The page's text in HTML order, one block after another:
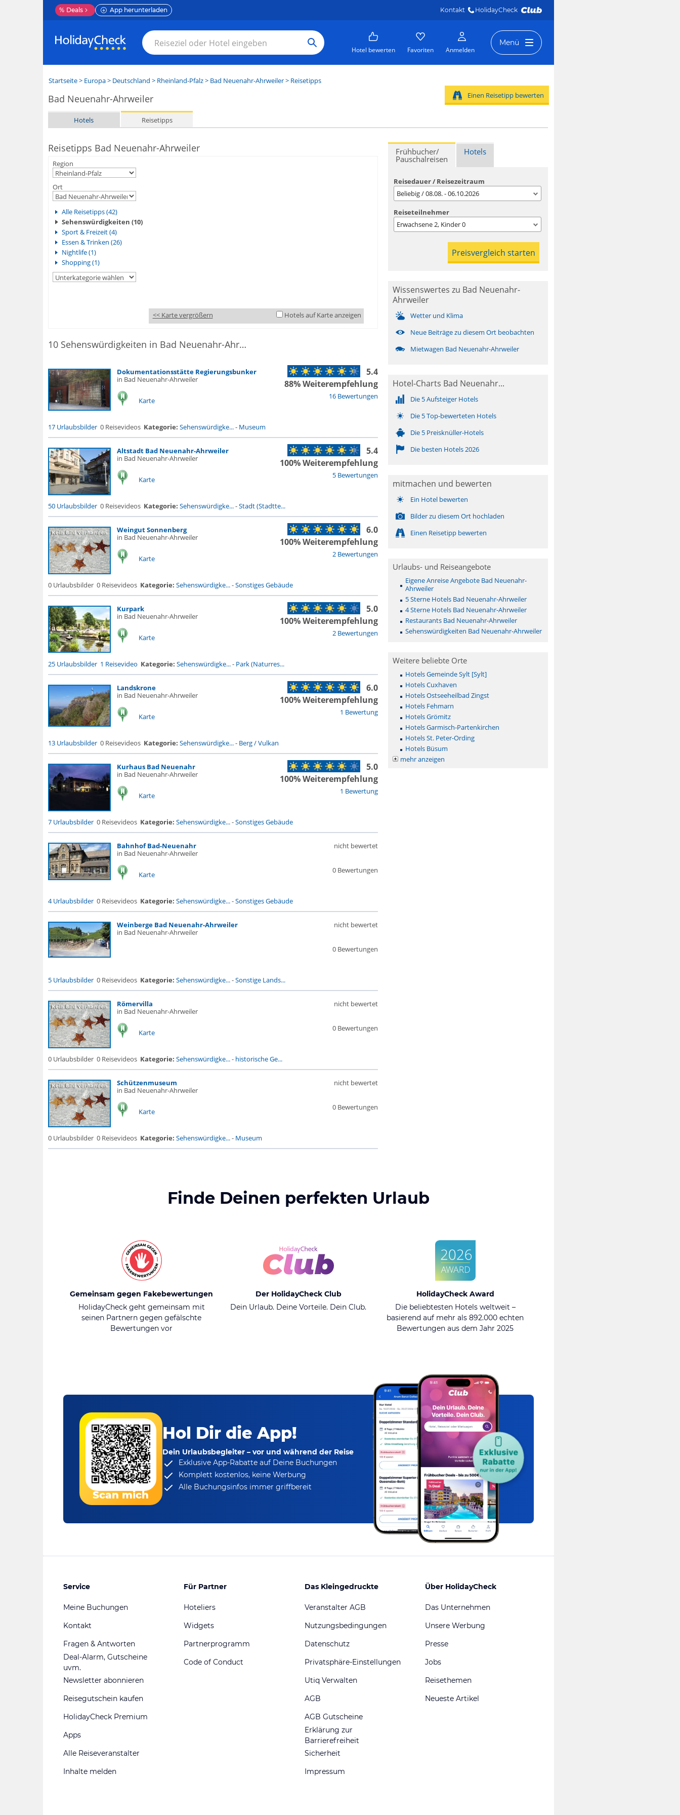
% Deals App herunterladen Kontakt HolidayCheck
Hotel bewerten Favoriten Anmelden
Menü
Startseite> Europa> Deutschland > Rheinland-Pfalz> Bad Neuenahr-Ahrweiler> Reisetipps
Bad Neuenahr-Ahrweiler
Hotels Reisetipps
Einen Reisetipp bewerten
Reisetipps Bad Neuenahr-Ahrweiler
Region
Ort
Alle Reisetipps (42)
Sehenswürdigkeiten (10)
Sport & Freizeit (4)
Essen & Trinken (26)
Nightlife (1)
Shopping (1)
<< Karte vergrößern Hotels auf Karte anzeigen
10 Sehenswürdigkeiten in Bad Neuenahr-Ahrweiler
Dokumentationsstätte Regierungsbunker
in Bad Neuenahr-Ahrweiler
Karte 16 Bewertungen
5.4
88% Weiterempfehlung
17 Urlaubsbilder 0 Reisevideos Kategorie: Sehenswürdigke...- Museum
Altstadt Bad Neuenahr-Ahrweiler
in Bad Neuenahr-Ahrweiler
Karte 5 Bewertungen
5.4
100% Weiterempfehlung
50 Urlaubsbilder 0 Reisevideos Kategorie: Sehenswürdigke...-Stadt (Stadtte...
Weingut Sonnenberg
in Bad Neuenahr-Ahrweiler
Karte 2 Bewertungen
6.0
100% Weiterempfehlung
0 Urlaubsbilder 0 Reisevideos Kategorie: Sehenswürdigke...-Sonstiges Gebäude
Kurpark
in Bad Neuenahr-Ahrweiler
Karte 2 Bewertungen
5.0
100% Weiterempfehlung
25 Urlaubsbilder 1 Reisevideo Kategorie: Sehenswürdigke...- Park (Naturres...
Landskrone
in Bad Neuenahr-Ahrweiler
Karte 1 Bewertung
6.0
100% Weiterempfehlung
13 Urlaubsbilder 0 Reisevideos Kategorie: Sehenswürdigke...- Berg / Vulkan
Kurhaus Bad Neuenahr
in Bad Neuenahr-Ahrweiler
Karte 1 Bewertung
5.0
100% Weiterempfehlung
7 Urlaubsbilder 0 Reisevideos Kategorie: Sehenswürdigke...-Sonstiges Gebäude
Bahnhof Bad-Neuenahr
in Bad Neuenahr-Ahrweiler
Karte 0 Bewertungen
nicht bewertet
4 Urlaubsbilder 0 Reisevideos Kategorie: Sehenswürdigke...-Sonstiges Gebäude
Weinberge Bad Neuenahr-Ahrweiler
in Bad Neuenahr-Ahrweiler
0 Bewertungen
nicht bewertet
5 Urlaubsbilder 0 Reisevideos Kategorie: Sehenswürdigke...-Sonstige Lands...
Römervilla
in Bad Neuenahr-Ahrweiler
Karte 0 Bewertungen
nicht bewertet
0 Urlaubsbilder 0 Reisevideos Kategorie: Sehenswürdigke...- historische Ge...
Schützenmuseum
in Bad Neuenahr-Ahrweiler
Karte 0 Bewertungen
nicht bewertet
0 Urlaubsbilder 0 Reisevideos Kategorie: Sehenswürdigke...- Museum
Frühbucher/
Pauschalreisen
Hotels
Reisedauer / Reisezeitraum
Beliebig / 08.08. - 06.10.2026
Reiseteilnehmer
Erwachsene2, Kinder0
Wissenswertes zu Bad Neuenahr-
Ahrweiler
Wetter und Klima
Neue Beiträge zu diesem Ort beobachten
Mietwagen Bad Neuenahr-Ahrweiler
Hotel-Charts Bad Neuenahr...
Die 5 Aufsteiger Hotels
Die 5 Top-bewerteten Hotels
Die 5 Preisknüller-Hotels
Die besten Hotels 2026
mitmachen und bewerten
Ein Hotel bewerten
Bilder zu diesem Ort hochladen
Einen Reisetipp bewerten
Urlaubs- und Reiseangebote
Eigene Anreise Angebote Bad Neuenahr-
Ahrweiler
5 Sterne Hotels Bad Neuenahr-Ahrweiler
4 Sterne Hotels Bad Neuenahr-Ahrweiler
Restaurants Bad Neuenahr-Ahrweiler
Sehenswürdigkeiten Bad Neuenahr-Ahrweiler
Weitere beliebte Orte
Hotels Gemeinde Sylt [Sylt]
Hotels Cuxhaven
Hotels Ostseeheilbad Zingst
Hotels Fehmarn
Hotels Grömitz
Hotels Garmisch-Partenkirchen
Hotels St. Peter-Ording
Hotels Büsum
mehr anzeigen
Finde Deinen perfekten Urlaub
Gemeinsam gegen Fakebewertungen
HolidayCheck geht gemeinsam mit
seinen Partnern gegen gefälschte
Bewertungen vor
Der HolidayCheck Club
Dein Urlaub. Deine Vorteile. Dein Club.
HolidayCheck Award
Die beliebtesten Hotels weltweit –
basierend auf mehr als 892.000 echten
Bewertungen aus dem Jahr 2025
Scan mich
Hol Dir die App!
Dein Urlaubsbegleiter – vor und während der Reise
Exklusive App-Rabatteauf Deine Buchungen
Komplett kostenlos, keine Werbung
Alle Buchungsinfos immer griffbereit
Service
Meine Buchungen
Kontakt
Fragen & Antworten
Deal-Alarm, Gutscheine
uvm.
Newsletter abonnieren
Reisegutschein kaufen
HolidayCheck Premium
Apps
Alle Reiseveranstalter
Inhalte melden
Für Partner
Hoteliers
Widgets
Partnerprogramm
Code of Conduct
Das Kleingedruckte
Veranstalter AGB
Nutzungsbedingungen
Datenschutz
Privatsphäre-Einstellungen
Utiq Verwalten
AGB
AGB Gutscheine
Erklärung zur
Barrierefreiheit
Sicherheit
Impressum
Über HolidayCheck
Das Unternehmen
Unsere Werbung
Presse
Jobs
Reisethemen
Neueste Artikel